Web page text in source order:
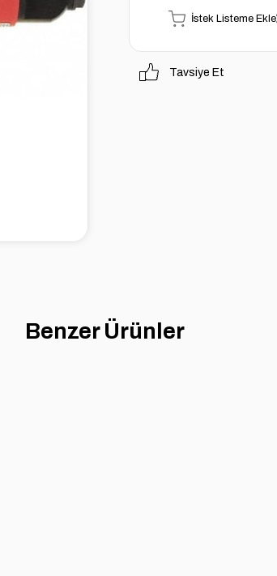
İstek Listeme Ekle
Tavsiye Et
Benzer Ürünler